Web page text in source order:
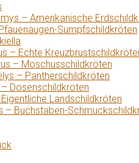
– Amerikanische
Sumpfschildkröten
– Echte
– Moschusschildkröten
– Pantherschildkröten
Dosenschildkröten
Landschildkröten
– Buchstaben-